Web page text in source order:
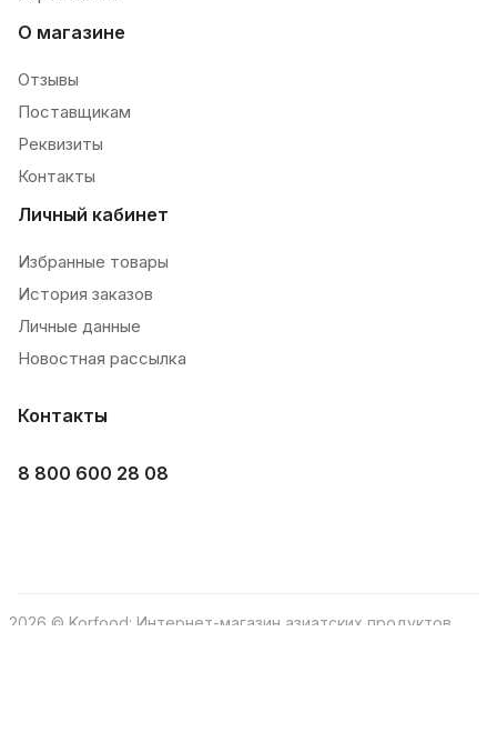
О магазине
Отзывы
Поставщикам
Реквизиты
Контакты
Личный кабинет
Избранные товары
История заказов
Личные данные
Новостная рассылка
Контакты
8 800 600 28 08
2026 © Korfood: Интернет-магазин азиатских продуктов